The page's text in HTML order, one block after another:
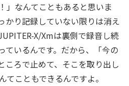
」なんてこともあると思いま
かり記録していない限りは消え
X/Xmは裏側で録音し続
ているんです。だから、「今の
ころで止めて、そこを取り出し
てこともできるんですよ。